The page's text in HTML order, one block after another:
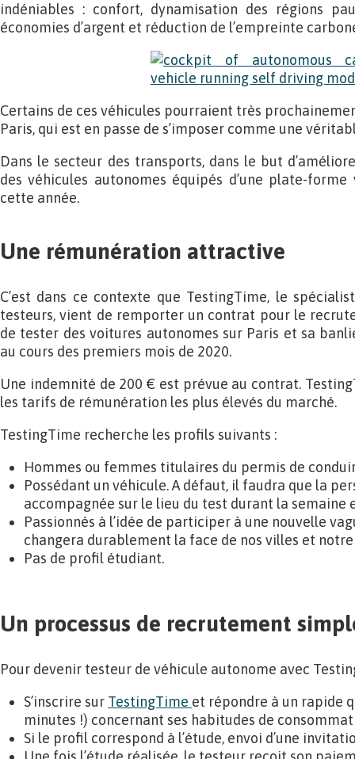
indéniables : confort, dynamisation des régions
économies d’argent et réduction de l’empreinte
Certains de ces véhicules pourraient très
Paris, qui est en passe de s’imposer comme une
Dans le secteur des transports, dans le but
des véhicules autonomes équipés d’une plate-
cette année.
Une rémunération attractive
C’est dans ce contexte que TestingTime, le
testeurs, vient de remporter un contrat pour le
de tester des voitures autonomes sur Paris et sa
au cours des premiers mois de 2020.
Une indemnité de 200 € est prévue au contrat.
les tarifs de rémunération les plus élevés du marché.
TestingTime recherche les profils suivants :
Hommes ou femmes titulaires du permis de
Possédant un véhicule. A défaut, il faudra que la
accompagnée sur le lieu du test durant la semaine
Passionnés à l’idée de participer à une nouvelle
changera durablement la face de nos villes et
Pas de profil étudiant.
Un processus de recrutement
Pour devenir testeur de véhicule autonome avec
S’inscrire sur TestingTime et répondre à un rapide
minutes !) concernant ses habitudes de
Si le profil correspond à l’étude, envoi d’une